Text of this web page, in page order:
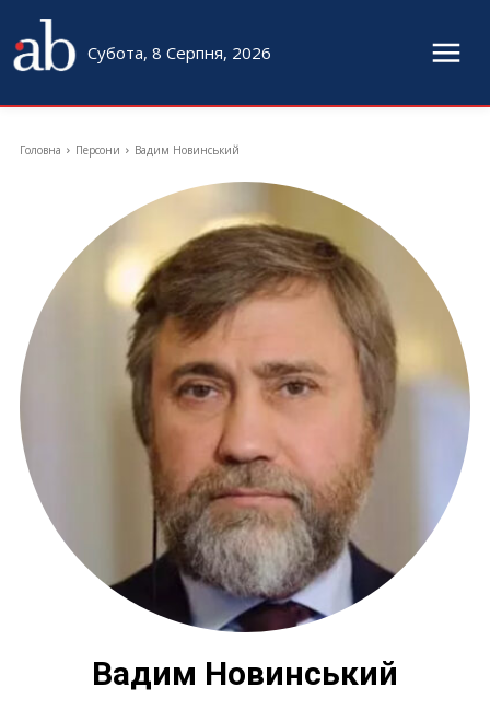
Субота, 8 Серпня, 2026
Головна Персони Вадим Новинський
Вадим Новинський